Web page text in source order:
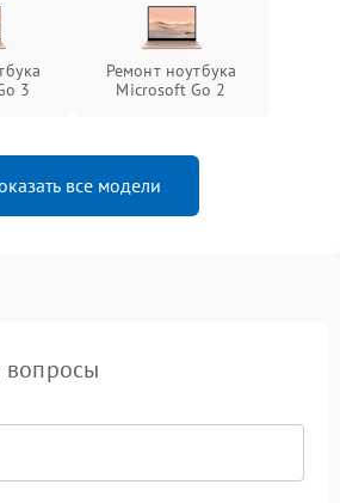
3
Ремонт ноутбука
Microsoft Go 2
все модели
вопросы